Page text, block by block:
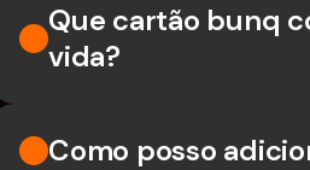
Que cartão bunq
vida?
Como posso